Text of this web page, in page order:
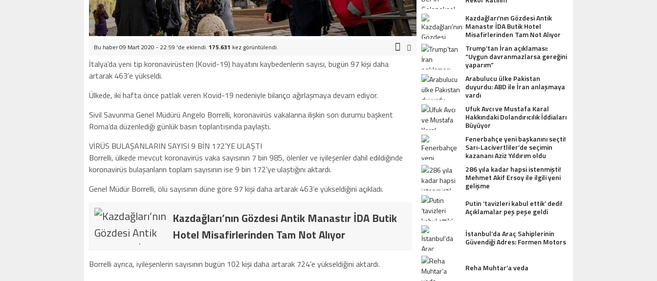
Bu haber 09 Mart 2020 - 22:59 'de eklendi. 175.631 kez görüntülendi.
İtalya’da yeni tip koronavirüsten (Kovid-19) hayatını kaybedenlerin sayısı, bugün 97 kişi daha
artarak 463’e yükseldi.
Ülkede, iki hafta önce patlak veren Kovid-19 nedeniyle bilanço ağırlaşmaya devam ediyor.
Sivil Savunma Genel Müdürü Angelo Borrelli, koronavirüs vakalarına ilişkin son durumu başkent
Roma’da düzenlediği günlük basın toplantısında paylaştı.
VİRÜS BULAŞANLARIN SAYISI 9 BİN 172’YE ULAŞTI
Borrelli, ülkede mevcut koronavirüs vaka sayısının 7 bin 985, ölenler ve iyileşenler dahil edildiğinde
koronavirüs bulaşanların toplam sayısının ise 9 bin 172’ye ulaştığını aktardı.
Genel Müdür Borrelli, ölü sayısının düne göre 97 kişi daha artarak 463’e yükseldiğini açıkladı.
Kazdağları’nın Gözdesi Antik Manastır İDA Butik
Hotel Misafirlerinden Tam Not Alıyor
Borrelli ayrıca, iyileşenlerin sayısının bugün 102 kişi daha artarak 724’e yükseldiğini aktardı.
Kazdağları’nın Gözdesi Antik
Manastır İDA Butik Hotel
Misafirlerinden Tam Not Alıyor
Trump’tan İran açıklaması:
“Uygun davranmazlarsa gereğini
yaparım”
Arabulucu ülke Pakistan
duyurdu: ABD ile İran anlaşmaya
vardı
Ufuk Avcı ve Mustafa Karal
Hakkındaki Dolandırıcılık İddiaları
Büyüyor
Fenerbahçe yeni başkanını seçti!
Sarı-Lacivertliler’de seçimin
kazananı Aziz Yıldırım oldu
286 yıla kadar hapsi istenmişti!
Mehmet Akif Ersoy ile ilgili yeni
gelişme
Putin ‘tavizleri kabul ettik’ dedi!
Açıklamalar peş peşe geldi
İstanbul’da Araç Sahiplerinin
Güvendiği Adres: Formen Motors
Reha Muhtar’a veda